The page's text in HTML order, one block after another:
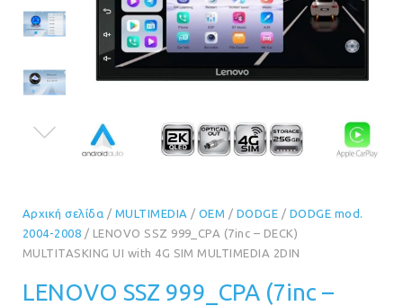
Αρχική σελίδα / MULTIMEDIA / OEM / DODGE / DODGE mod.
2004-2008 / LENOVO SSZ 999_CPA (7inc – DECK)
MULTITASKING UI with 4G SIM MULTIMEDIA 2DIN
LENOVO SSZ 999_CPA (7inc –